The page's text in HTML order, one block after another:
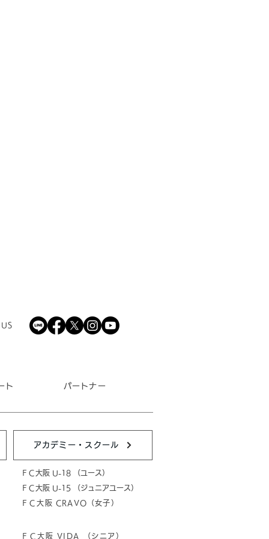
ト パートナー
アカデミー・スクール
ＦＣ大阪 U-18 （ユース）
ＦＣ大阪 U-15 （ジュニアユース）
ＦＣ大阪 CRAVO（女子）
ＦＣ大阪 VIDA （シニア）